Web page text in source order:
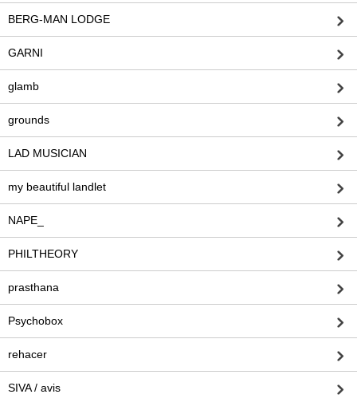
BERG-MAN LODGE
GARNI
glamb
grounds
LAD MUSICIAN
my beautiful landlet
NAPE_
PHILTHEORY
prasthana
Psychobox
rehacer
SIVA / avis